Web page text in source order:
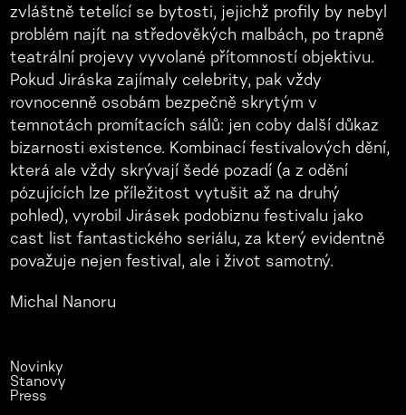
zvláštně tetelící se bytosti, jejichž profily by nebyl
problém najít na středověkých malbách, po trapně
teatrální projevy vyvolané přítomností objektivu.
Pokud Jiráska zajímaly celebrity, pak vždy
rovnocenně osobám bezpečně skrytým v
temnotách promítacích sálů: jen coby další důkaz
bizarnosti existence. Kombinací festivalových dění,
která ale vždy skrývají šedé pozadí (a z odění
pózujících lze příležitost vytušit až na druhý
pohled), vyrobil Jirásek podobiznu festivalu jako
cast list fantastického seriálu, za který evidentně
považuje nejen festival, ale i život samotný.
Michal Nanoru
Novinky
Stanovy
Press